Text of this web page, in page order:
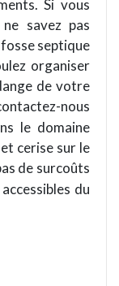
. Si vous
savez pas
septique
organiser
de votre
-nous
le domaine
cerise sur le
de surcoûts
du